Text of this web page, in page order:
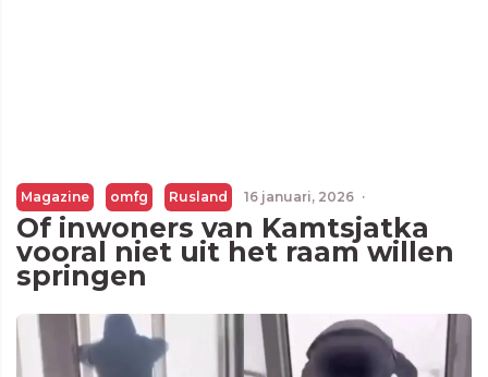
Magazine omfg Rusland 16 januari, 2026 ·
Of inwoners van Kamtsjatka
vooral niet uit het raam willen
springen